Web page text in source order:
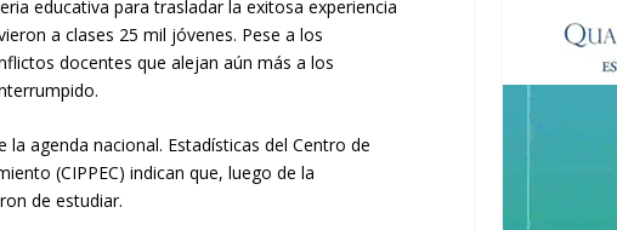
educativa para trasladar la exitosa experiencia
a clases 25 mil jóvenes. Pese a los
docentes que alejan aún más a los
agenda nacional. Estadísticas del Centro de
(CIPPEC) indican que, luego de la
de estudiar.